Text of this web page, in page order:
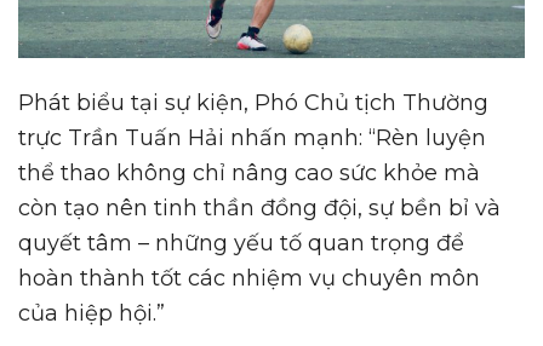
Phát biểu tại sự kiện, Phó Chủ tịch Thường
trực Trần Tuấn Hải nhấn mạnh: “Rèn luyện
thể thao không chỉ nâng cao sức khỏe mà
còn tạo nên tinh thần đồng đội, sự bền bỉ và
quyết tâm – những yếu tố quan trọng để
hoàn thành tốt các nhiệm vụ chuyên môn
của hiệp hội.”